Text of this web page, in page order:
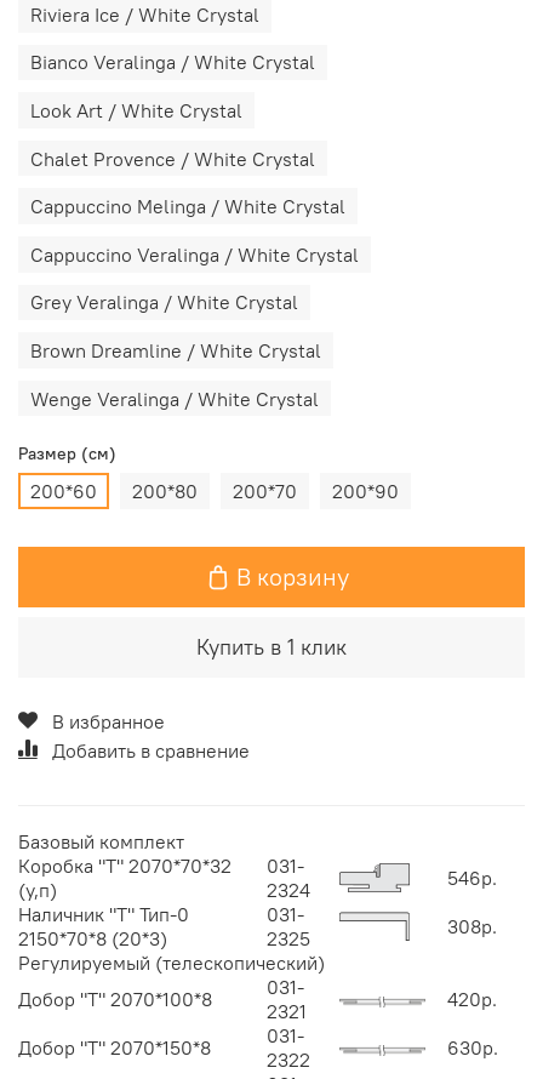
Riviera Ice / White Сrystal
Bianco Veralinga / White Сrystal
Look Art / White Сrystal
Chalet Provence / White Сrystal
Cappuccino Melinga / White Сrystal
Cappuccino Veralinga / White Сrystal
Grey Veralinga / White Сrystal
Brown Dreamline / White Сrystal
Wenge Veralinga / White Сrystal
Размер (см)
200*60 200*80 200*70 200*90
В корзину
Купить в 1 клик
В избранное
Добавить в сравнение
Базовый комплект
Коробка "Т" 2070*70*32
(у,п)
031-
2324
546р.
Наличник "Т" Тип-0
2150*70*8 (20*3)
031-
2325
308р.
Регулируемый (телескопический)
Добор "Т" 2070*100*8
031-
2321
420р.
Добор "Т" 2070*150*8
031-
2322
630р.